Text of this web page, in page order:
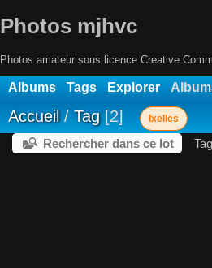
Photos mjhvc
Photos amateur sous licence Creative
Albums Tags Explorer
Accueil/ Tag 2 Ixelles
Rechercher dans ce lot